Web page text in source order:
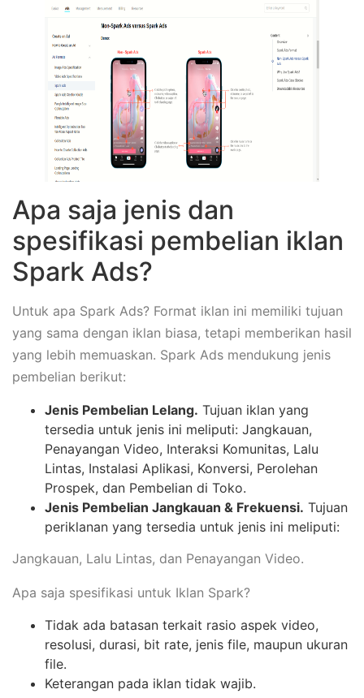
Apa saja jenis dan
spesifikasi pembelian iklan
Spark Ads?
Untuk apa Spark Ads? Format iklan ini memiliki tujuan
yang sama dengan iklan biasa, tetapi memberikan hasil
yang lebih memuaskan. Spark Ads mendukung jenis
pembelian berikut:
​Jenis Pembelian Lelang. Tujuan iklan yang
tersedia untuk jenis ini meliputi: ​Jangkauan,
Penayangan Video, Interaksi Komunitas, Lalu
Lintas, Instalasi Aplikasi, Konversi, Perolehan
Prospek, dan Pembelian di Toko.
​Jenis Pembelian Jangkauan & Frekuensi. Tujuan
periklanan yang tersedia untuk jenis ini meliputi:
Jangkauan, Lalu Lintas, dan Penayangan Video.
Apa saja spesifikasi untuk Iklan Spark?
Tidak ada batasan terkait rasio aspek video,
resolusi, durasi, bit rate, jenis file, maupun ukuran
file.
Keterangan pada iklan tidak wajib.